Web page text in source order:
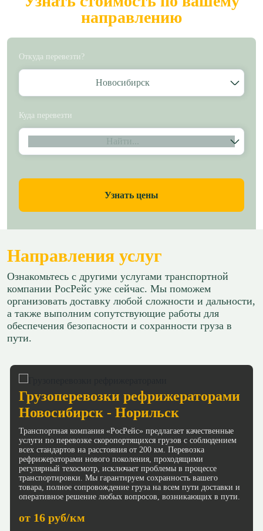
направлению
Откуда перевезти?
Новосибирск
Куда перевезти
Найти...
Узнать цены
Направления услуг
Ознакомьтесь с другими услугами транспортной
компании РосРейс уже сейчас. Мы поможем
организовать доставку любой сложности и дальности,
а также выполним сопутствующие работы для
обеспечения безопасности и сохранности груза в
пути.
Грузоперевозки рефрижераторами
Новосибирск - Норильск
Транспортная компания «РосРейс» предлагает качественные
услуги по перевозке скоропортящихся грузов с соблюдением
всех стандартов на расстояния от 200 км. Перевозка
рефрижераторами нового поколения, проходящими
регулярный техосмотр, исключает проблемы в процессе
транспортировки. Мы гарантируем сохранность вашего
товара, полное сопровождение груза на всем пути доставки и
оперативное решение любых вопросов, возникающих в пути.
от 16 руб/км